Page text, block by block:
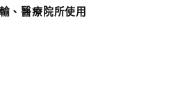
、醫療院所使用